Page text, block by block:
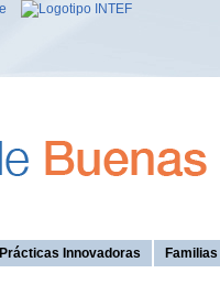
Prácticas Innovadoras